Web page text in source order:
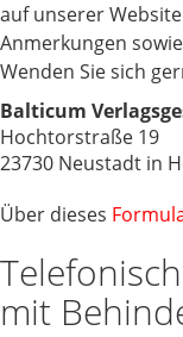
auf unserer
Anmerkungen
Wenden Sie sich
Balticum
Hochtorstraße 19
23730 Neustadt in
Über dieses
mit